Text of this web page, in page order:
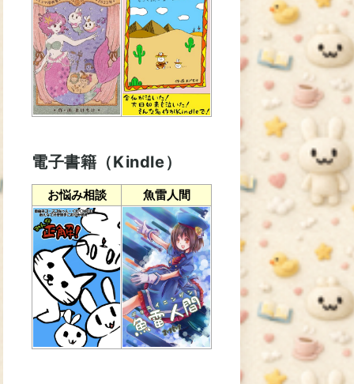
電子書籍（Kindle）
お悩み相談 魚雷人間